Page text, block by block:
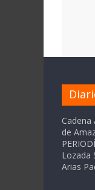
de
Lozada
Arias